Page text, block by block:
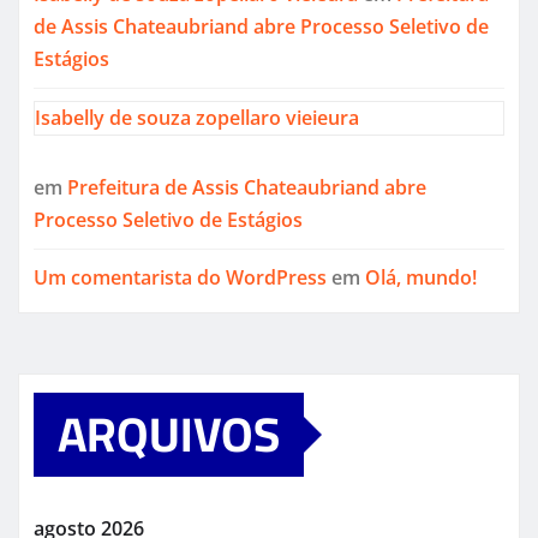
de Assis Chateaubriand abre Processo Seletivo de
Estágios
Isabelly de souza zopellaro vieieura
em Prefeitura de Assis Chateaubriand abre
Processo Seletivo de Estágios
Um comentarista do WordPress em Olá, mundo!
ARQUIVOS
agosto 2026